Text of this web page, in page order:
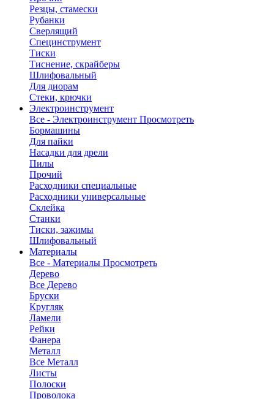
Резцы, стамески
Рубанки
Сверлящий
Специнструмент
Тиски
Тиснение, скрайберы
Шлифовальный
Для диорам
Стеки, крючки
Электроинструмент
Все - Электроинструмент Просмотреть
Бормашины
Для пайки
Насадки для дрели
Пилы
Прочий
Расходники специальные
Расходники универсальные
Склейка
Станки
Тиски, зажимы
Шлифовальный
Материалы
Все - Материалы Просмотреть
Дерево
Все Дерево
Бруски
Кругляк
Ламели
Рейки
Фанера
Металл
Все Металл
Листы
Полоски
Проволока